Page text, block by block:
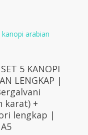
Add To Cart
SET 5 KANOPI
LENGKAP |
karat) +
lengkap |